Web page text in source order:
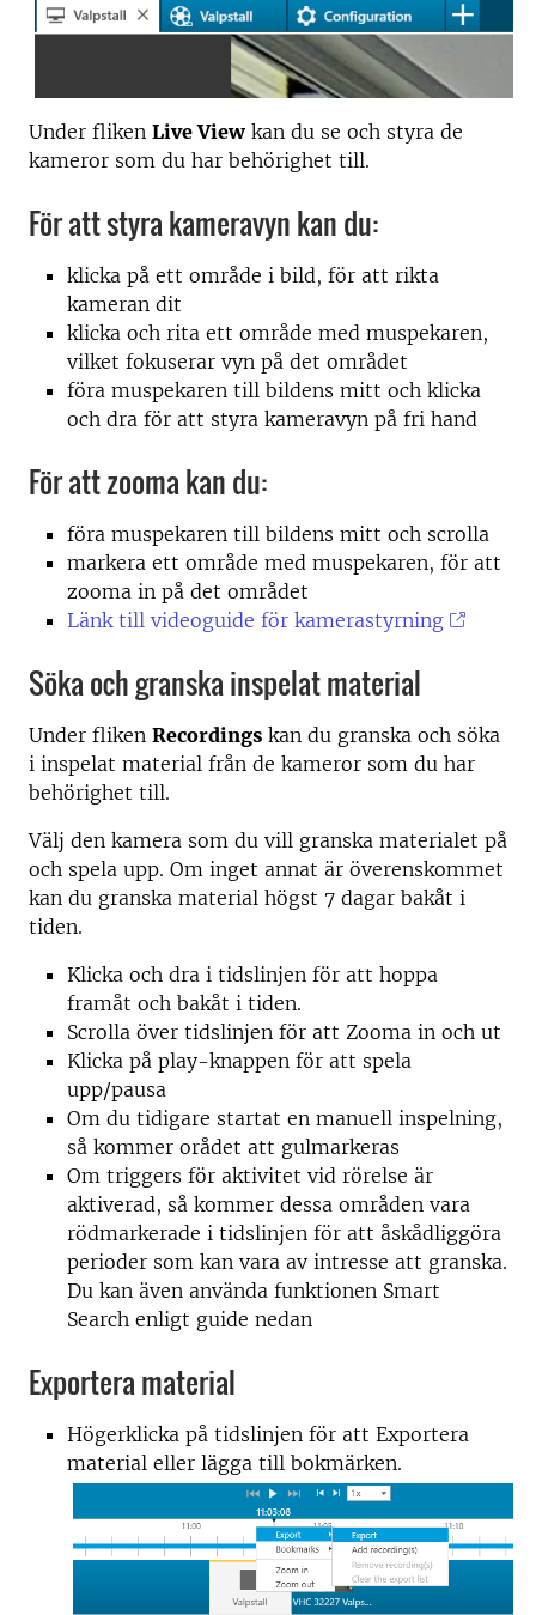
Under fliken Live View kan du se och styra de
kameror som du har behörighet till.
För att styra kameravyn kan du:
klicka på ett område i bild, för att rikta
kameran dit
klicka och rita ett område med muspekaren,
vilket fokuserar vyn på det området
föra muspekaren till bildens mitt och klicka
och dra för att styra kameravyn på fri hand
För att zooma kan du:
föra muspekaren till bildens mitt och scrolla
markera ett område med muspekaren, för att
zooma in på det området
Länk till videoguide för kamerastyrning
Söka och granska inspelat material
Under fliken Recordings kan du granska och söka
i inspelat material från de kameror som du har
behörighet till.
Välj den kamera som du vill granska materialet på
och spela upp. Om inget annat är överenskommet
kan du granska material högst 7 dagar bakåt i
tiden.
Klicka och dra i tidslinjen för att hoppa
framåt och bakåt i tiden.
Scrolla över tidslinjen för att Zooma in och ut
Klicka på play-knappen för att spela
upp/pausa
Om du tidigare startat en manuell inspelning,
så kommer orådet att gulmarkeras
Om triggers för aktivitet vid rörelse är
aktiverad, så kommer dessa områden vara
rödmarkerade i tidslinjen för att åskådliggöra
perioder som kan vara av intresse att granska.
Du kan även använda funktionen Smart
Search enligt guide nedan
Exportera material
Högerklicka på tidslinjen för att Exportera
material eller lägga till bokmärken.